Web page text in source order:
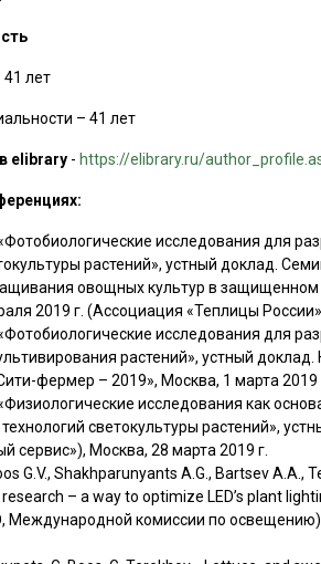
лет
– 41 лет
elibrary - https://elibrary.ru/
исследования для
растений», устный доклад.
овощных культур в защищенном
2019 г. (Ассоциация «Теплицы
исследования для
растений», устный
фермер – 2019», Москва, 1 марта 2019
исследования как
светокультуры растений»,
сервис»), Москва, 28 марта 2019 г.
G.V., Shakhparunyants A.G., Bartsev A.A.,
– a way to optimize LED’s plant
Международной комиссии по